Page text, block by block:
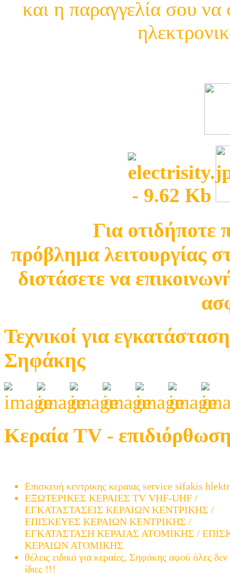
και η παραγγελία σου
Για οτιδήποτε
πρόβλημα λειτουργίας
διστάσετε να
Τεχνικοί για
Σηφάκης
Κεραία TV -
Επισκευή κεντρικης κεραιας service sifakis
ΕΞΩΤΕΡΙΚΕΣ ΚΕΡΑΙΕΣ TV VHF-UHF /
ΕΓΚΑΤΑΣΤΑΣΕΙΣ ΚΕΡΑΙΩΝ ΚΕΝΤΡΙΚΗΣ /
ΕΠΙΣΚΕΥΕΣ ΚΕΡΑΙΩΝ ΚΕΝΤΡΙΚΗΣ /
ΕΓΚΑΤΑΣΤΑΣΗ ΚΕΡΑΙΑΣ ΑΤΟΜΙΚΗΣ /
ΚΕΡΑΙΩΝ ΑΤΟΜΙΚΗΣ
θέλεις ειδικό για κεραίες, Σηφάκης αφού όλες δεν
ίδιες !!!